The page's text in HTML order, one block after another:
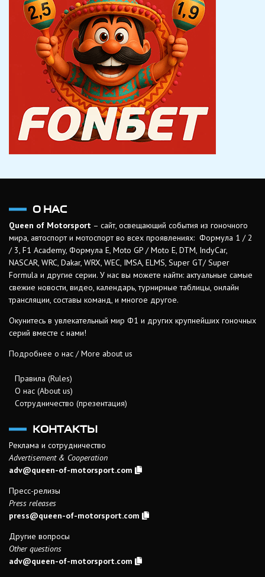
О НАС
Queen of Motorsport – сайт, освещающий события из гоночного
мира, автоспорт и мотоспорт во всех проявлениях: Формула 1 / 2
/ 3, F1 Academy, Формула Е, Moto GP / Moto E, DTM, IndyCar,
NASCAR, WRC, Dakar, WRX, WEC, IMSA, ELMS, Super GT/ Super
Formula и другие серии. У нас вы можете найти: актуальные самые
свежие новости, видео, календарь, турнирные таблицы, онлайн
трансляции, составы команд, и многое другое.
Окунитесь в увлекательный мир Ф1 и других крупнейших гоночных
серий вместе с нами!
Подробнее о нас / More about us
Правила (Rules)
О нас (About us)
Сотрудничество (презентация)
КОНТАКТЫ
Реклама и сотрудничество
Advertisement & Cooperation
adv@queen-of-motorsport.com
Пресс-релизы
Press releases
press@queen-of-motorsport.com
Другие вопросы
Other questions
adv@queen-of-motorsport.com